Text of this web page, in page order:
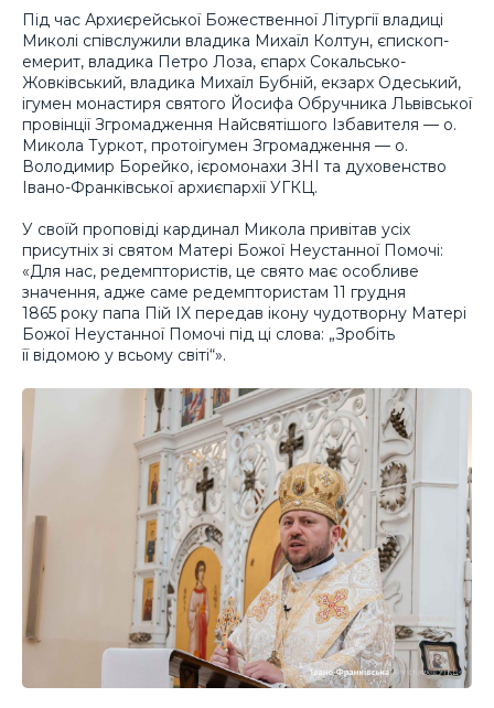
Під час Архиєрейської Божественної Літургії владиці
Миколі співслужили владика Михаїл Колтун, єпископ-
емерит, владика Петро Лоза, єпарх Сокальсько-
Жовківський, владика Михаїл Бубній, екзарх Одеський,
ігумен монастиря святого Йосифа Обручника Львівської
провінції Згромадження Найсвятішого Ізбавителя — о.
Микола Туркот, протоігумен Згромадження — о.
Володимир Борейко, ієромонахи ЗНІ та духовенство
Івано-Франківської архиєпархії УГКЦ.
У своїй проповіді кардинал Микола привітав усіх
присутніх зі святом Матері Божої Неустанної Помочі:
«Для нас, редемптористів, це свято має особливе
значення, адже саме редемптористам 11 грудня
1865 року папа Пій IX передав ікону чудотворну Матері
Божої Неустанної Помочі під ці слова: „Зробіть
її відомою у всьому світі“».